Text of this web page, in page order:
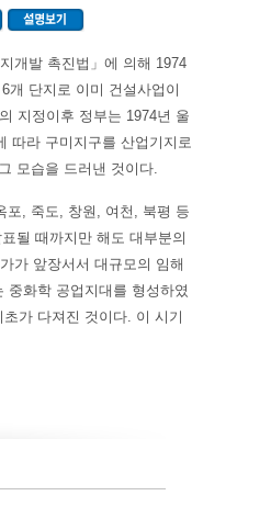
개발 촉진법」에 의해 1974
개 단지로 이미 건설사업이
지정이후 정부는 1974년 울
따라 구미지구를 산업기지로
모습을 드러낸 것이다.
포, 죽도, 창원, 여천, 북평 등
될 때까지만 해도 대부분의
가 앞장서서 대규모의 임해
중화학 공업지대를 형성하였
가 다져진 것이다. 이 시기